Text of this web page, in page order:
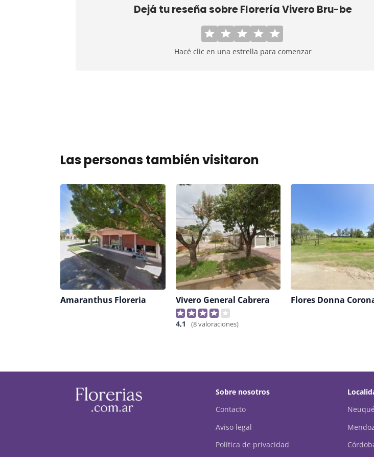
Dejá tu reseña sobreFlorería Vivero Bru-be
Hacé clic en una estrella para comenzar
Las personas también visitaron
Amaranthus Floreria Vivero General Cabrera
4,1 (8 valoraciones)
Sobre nosotros
Contacto
Aviso legal
Política de privacidad